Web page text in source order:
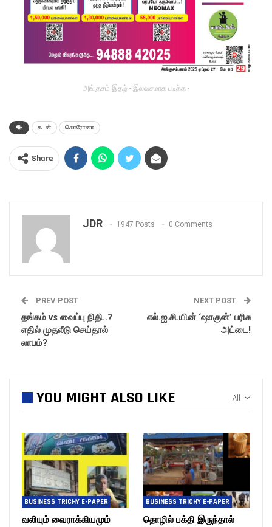
அங்குசம் இதழ் - இலவசமாக படிக்க -
கடன் கொரோனா
Share
JDR 1947 Posts 0 Comments
PREV POST
தங்கம் vs வைப்பு நிதி..?
எதில் முதலீடு செய்தால்
லாபம்?
NEXT POST
எல்.ஐ.சி.யின் ‘ஷாகுன்’ பரிசு
அட்டை!
All
YOU MIGHT ALSO LIKE
BUSINESS TRICHY E-PAPER
வலியும் வைராக்கியமும்
BUSINESS TRICHY E-PAPER
தொழில் பக்தி இருந்தால்